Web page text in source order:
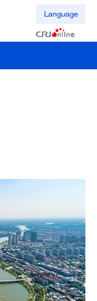
Language